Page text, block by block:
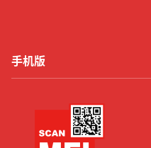
手机版